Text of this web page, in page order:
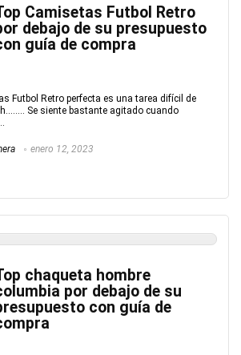
Camisetas Futbol Retro
debajo de su presupuesto
guía de compra
Futbol Retro perfecta es una tarea difícil de
Se siente bastante agitado cuando
enero 12, 2023
chaqueta hombre
por debajo de su
con guía de